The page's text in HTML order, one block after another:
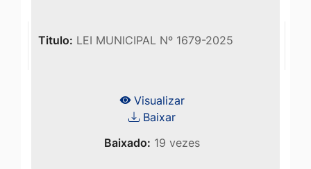
Titulo: LEI MUNICIPAL Nº 1679-2025
Visualizar
Baixar
Baixado: 19 vezes